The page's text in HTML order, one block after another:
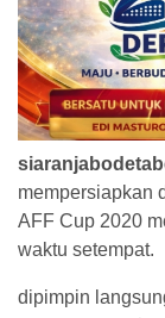
mempersiapkan
AFF Cup 2020
waktu setempat.
dipimpin